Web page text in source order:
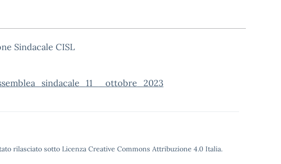
Sindacale CISL
rilasciato sotto Licenza Creative Commons Attribuzione 4.0 Italia.